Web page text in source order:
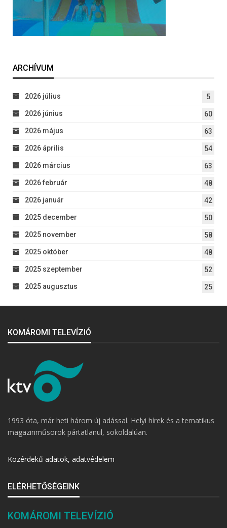
ARCHÍVUM
2026 július 5
2026 június 60
2026 május 63
2026 április 54
2026 március 63
2026 február 48
2026 január 42
2025 december 50
2025 november 58
2025 október 48
2025 szeptember 52
2025 augusztus 25
KOMÁROMI TELEVÍZIÓ
1993 óta, már heti három új adással. Helyi hírek és a tematikus
magazinműsorok pártatlanul, sokoldalúan.
Közérdekű adatok, adatvédelem
ELÉRHETŐSÉGEINK
KOMÁROMI TELEVÍZIÓ